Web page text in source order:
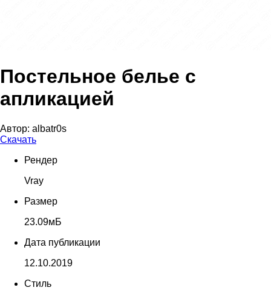
Постельное белье с
апликацией
Автор: albatr0s
Скачать
Рендер
Vray
Размер
23.09мБ
Дата публикации
12.10.2019
Стиль